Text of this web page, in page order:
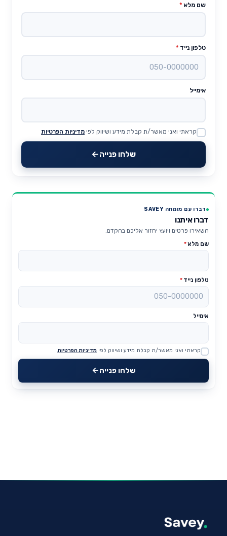
שם מלא *
טלפון נייד *
אימייל
Website
קראתי ואני מאשר/ת קבלת מידע ושיווק לפי מדיניות הפרטיות
שלחו פנייה
דברו עם מומחה SAVEY
דברו איתנו
השאירו פרטים ויועץ יחזור אליכם בהקדם.
שם מלא*
טלפון נייד *
אימייל
Website
קראתי ואני מאשר/ת קבלת מידע ושיווק לפי מדיניות הפרטיות
שלחו פנייה